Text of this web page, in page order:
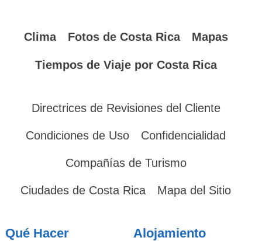
Clima Fotos de Costa Rica Mapas
Tiempos de Viaje por Costa Rica
Directrices de Revisiones del Cliente
Condiciones de Uso Confidencialidad
Compañías de Turismo
Ciudades de Costa Rica Mapa del Sitio
Qué Hacer Alojamiento